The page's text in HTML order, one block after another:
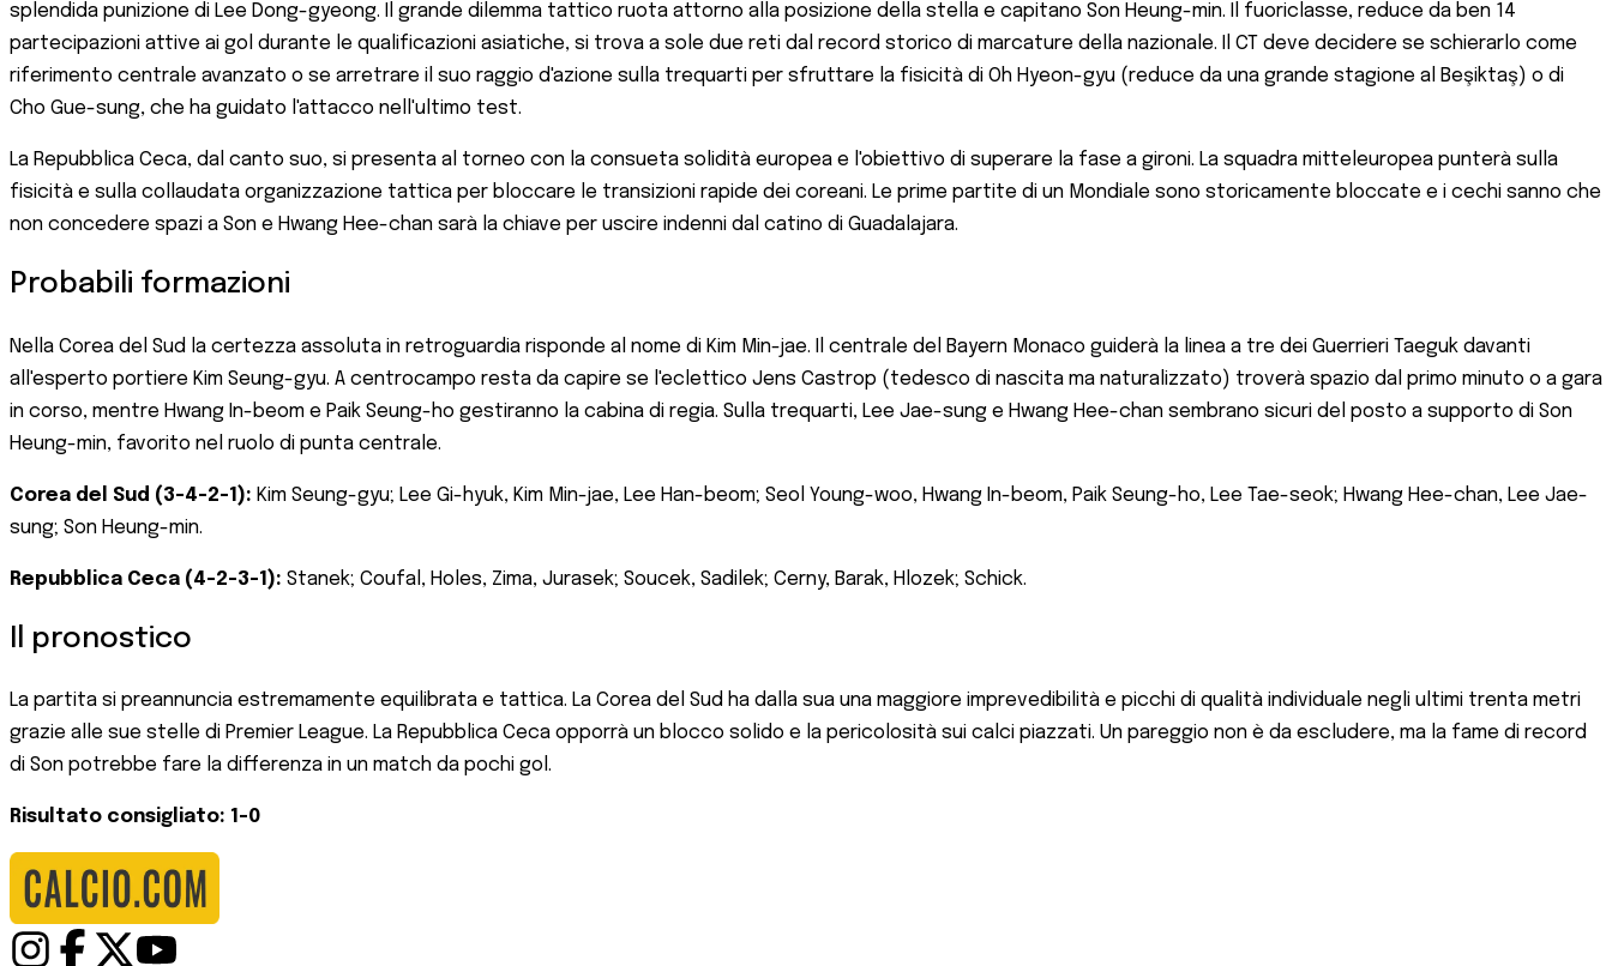
splendida punizione di Lee Dong-gyeong. Il grande dilemma tattico ruota attorno alla posizione della stella e capitano Son Heung-min. Il fuoriclasse, reduce da ben 14
partecipazioni attive ai gol durante le qualificazioni asiatiche, si trova a sole due reti dal record storico di marcature della nazionale. Il CT deve decidere se schierarlo come
riferimento centrale avanzato o se arretrare il suo raggio d'azione sulla trequarti per sfruttare la fisicità di Oh Hyeon-gyu (reduce da una grande stagione al Beşiktaş) o di
Cho Gue-sung, che ha guidato l'attacco nell'ultimo test.
La Repubblica Ceca, dal canto suo, si presenta al torneo con la consueta solidità europea e l'obiettivo di superare la fase a gironi. La squadra mitteleuropea punterà sulla
fisicità e sulla collaudata organizzazione tattica per bloccare le transizioni rapide dei coreani. Le prime partite di un Mondiale sono storicamente bloccate e i cechi sanno che
non concedere spazi a Son e Hwang Hee-chan sarà la chiave per uscire indenni dal catino di Guadalajara.
Probabili formazioni
Nella Corea del Sud la certezza assoluta in retroguardia risponde al nome di Kim Min-jae. Il centrale del Bayern Monaco guiderà la linea a tre dei Guerrieri Taeguk davanti
all'esperto portiere Kim Seung-gyu. A centrocampo resta da capire se l'eclettico Jens Castrop (tedesco di nascita ma naturalizzato) troverà spazio dal primo minuto o a gara
in corso, mentre Hwang In-beom e Paik Seung-ho gestiranno la cabina di regia. Sulla trequarti, Lee Jae-sung e Hwang Hee-chan sembrano sicuri del posto a supporto di Son
Heung-min, favorito nel ruolo di punta centrale.
Corea del Sud (3-4-2-1): Kim Seung-gyu; Lee Gi-hyuk, Kim Min-jae, Lee Han-beom; Seol Young-woo, Hwang In-beom, Paik Seung-ho, Lee Tae-seok; Hwang Hee-chan, Lee Jae-
sung; Son Heung-min.
Repubblica Ceca (4-2-3-1): Stanek; Coufal, Holes, Zima, Jurasek; Soucek, Sadilek; Cerny, Barak, Hlozek; Schick.
Il pronostico
La partita si preannuncia estremamente equilibrata e tattica. La Corea del Sud ha dalla sua una maggiore imprevedibilità e picchi di qualità individuale negli ultimi trenta metri
grazie alle sue stelle di Premier League. La Repubblica Ceca opporrà un blocco solido e la pericolosità sui calci piazzati. Un pareggio non è da escludere, ma la fame di record
di Son potrebbe fare la differenza in un match da pochi gol.
Risultato consigliato: 1-0